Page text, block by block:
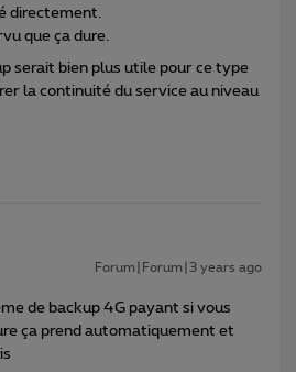
directement.
que ça dure.
serait bien plus utile pour ce type
la continuité du service au niveau
Forum|Forum|3 years ago
de backup 4G payant si vous
ça prend automatiquement et